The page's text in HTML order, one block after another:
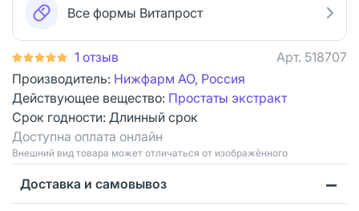
Все формы Витапрост
1 отзыв Арт. 518707
Производитель: Нижфарм АО, Россия
Действующее вещество: Простаты экстракт
Срок годности: Длинный срок
Доступна оплата онлайн
Bнешний вид товара может отличаться от изображённого
Доставка и самовывоз